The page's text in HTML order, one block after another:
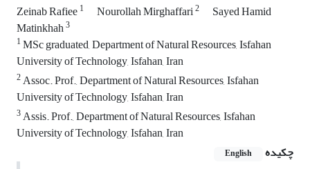
Zeinab Rafiee1 Nourollah Mirghaffari2
Sayed Hamid
Matinkhah3
1MSc graduated, Department of Natural Resources, Isfahan
University of Technology, Isfahan, Iran
2Assoc. Prof., Department of Natural Resources, Isfahan
University of Technology, Isfahan, Iran
3Assis. Prof., Department of Natural Resources, Isfahan
University of Technology, Isfahan, Iran
چکیده
English